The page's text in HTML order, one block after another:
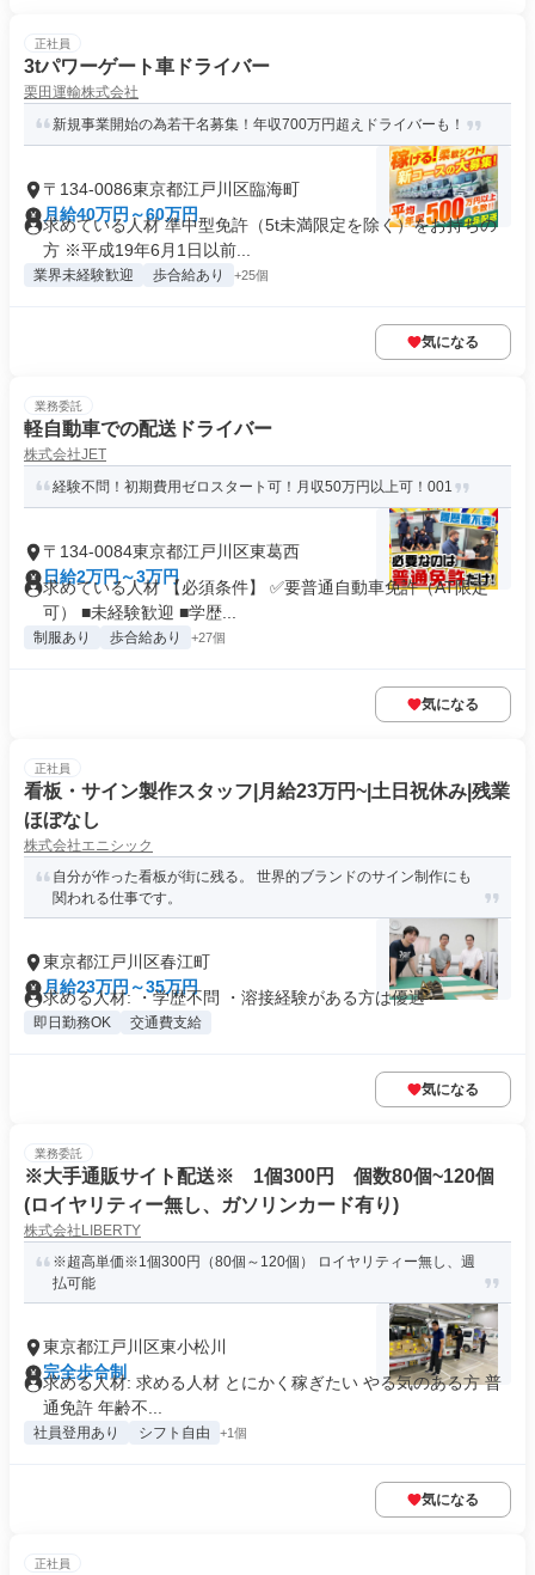
正社員
3tパワーゲート車ドライバー
栗田運輸株式会社
新規事業開始の為若干名募集！年収700万円超えドライバーも！
〒134-0086東京都江戸川区臨海町
月給40万円～60万円
求めている人材 準中型免許（5t未満限定を除く）をお持ちの
方 ※平成19年6⽉1⽇以前...
業界未経験歓迎 歩合給あり +25個
気になる
業務委託
軽自動車での配送ドライバー
株式会社JET
経験不問！初期費用ゼロスタート可！月収50万円以上可！001
〒134-0084東京都江戸川区東葛西
日給2万円～3万円
求めている人材 【必須条件】 ✅要普通自動車免許（AT限定
可） ■未経験歓迎 ■学歴...
制服あり 歩合給あり +27個
気になる
正社員
看板・サイン製作スタッフ|月給23万円~|土日祝休み|残業
ほぼなし
株式会社エニシック
自分が作った看板が街に残る。 世界的ブランドのサイン制作にも
関われる仕事です。
東京都江戸川区春江町
月給23万円～35万円
求める人材: ・学歴不問 ・溶接経験がある方は優遇
即日勤務OK 交通費支給
気になる
業務委託
※大手通販サイト配送※ 1個300円 個数80個~120個
(ロイヤリティー無し、ガソリンカード有り)
株式会社LIBERTY
※超高単価※1個300円（80個～120個） ロイヤリティー無し、週
払可能
東京都江戸川区東小松川
完全歩合制
求める人材: 求める人材 とにかく稼ぎたい やる気のある方 普
通免許 年齢不...
社員登用あり シフト自由 +1個
気になる
正社員